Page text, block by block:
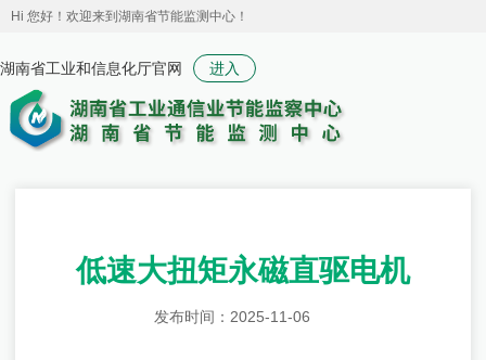
Hi 您好！欢迎来到湖南省节能监测中心！
湖南省工业和信息化厅官网 进入
低速大扭矩永磁直驱电机
发布时间：2025-11-06